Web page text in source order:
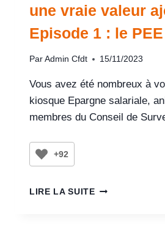
une vraie valeur
Episode 1 : le PEE
Par Admin Cfdt 15/11/2023
Vous avez été nombreux à
kiosque Epargne salariale,
membres du Conseil de
+92
LIRE LA SUITE